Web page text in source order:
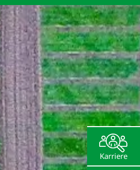
Deutsch
Service & Support
Karriere